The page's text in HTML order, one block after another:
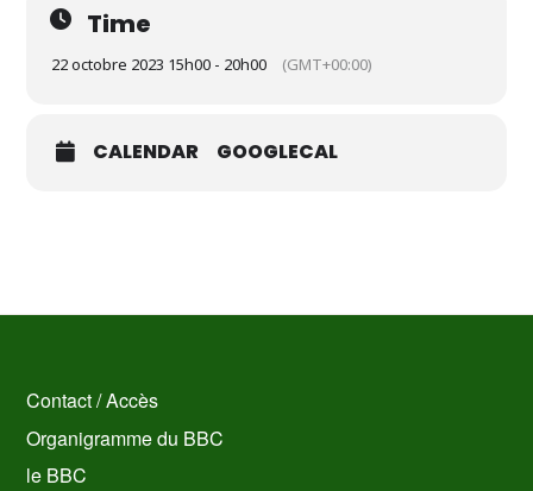
Time
22 octobre 2023 15h00 - 20h00 (GMT+00:00)
CALENDAR GOOGLECAL
Contact / Accès
Organigramme du BBC
le BBC